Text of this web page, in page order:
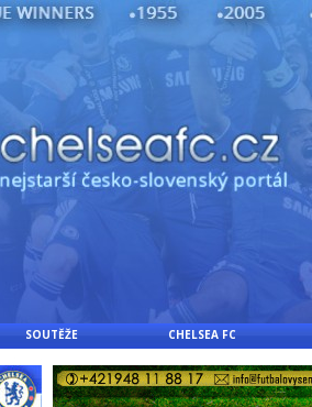
SOUTĚŽE CHELSEA FC